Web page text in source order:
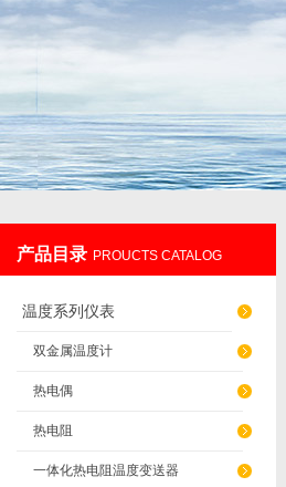
辽阳佳誉仪器仪表有限公司
产品目录 PROUCTS CATALOG
温度系列仪表
双金属温度计
热电偶
热电阻
一体化热电阻温度变送器